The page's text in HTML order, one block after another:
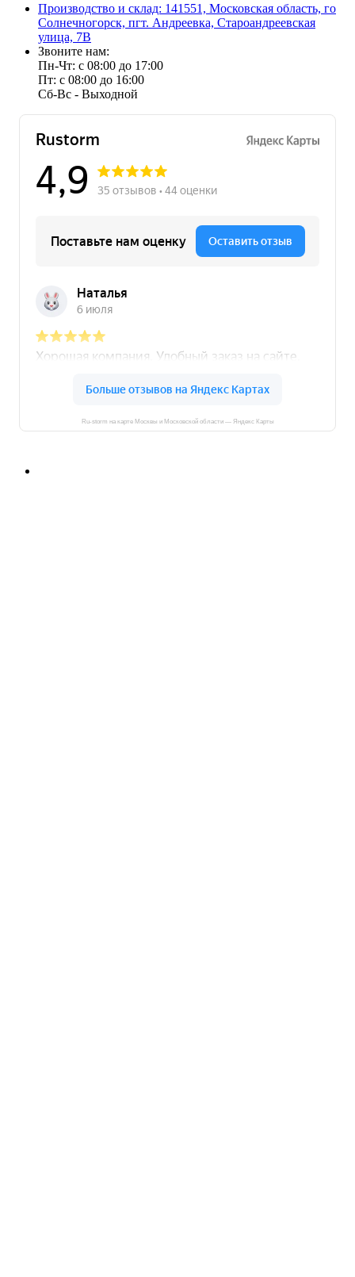
Производство и склад: 141551, Московская область, го
Солнечногорск, пгт. Андреевка, Староандреевская
улица, 7В
Звоните нам:
Пн-Чт: с 08:00 до 17:00
Пт: с 08:00 до 16:00
Сб-Вс - Выходной
Ru-storm на карте Москвы и Московской области — Яндекс Карты